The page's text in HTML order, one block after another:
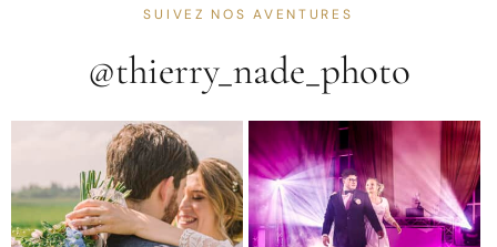
SUIVEZ NOS AVENTURES
@thierry_nade_photo